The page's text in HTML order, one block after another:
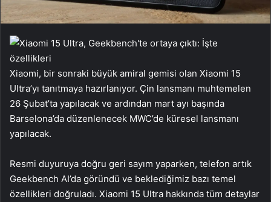
Xiaomi, bir sonraki büyük amiral gemisi olan Xiaomi 15
Ultra’yı tanıtmaya hazırlanıyor. Çin lansmanı muhtemelen
26 Şubat’ta yapılacak ve ardından mart ayı başında
Barselona’da düzenlenecek MWC’de küresel lansmanı
yapılacak.
Resmi duyuruya doğru geri sayım yaparken, telefon artık
Geekbench AI’da göründü ve beklediğimiz bazı temel
özellikleri doğruladı. Xiaomi 15 Ultra hakkında tüm detaylar